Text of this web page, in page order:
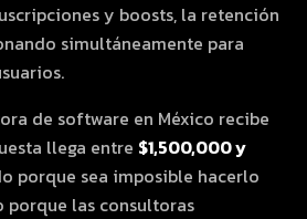
y boosts, la retención
simultáneamente para
de software en México recibe
llega entre $1,500,000 y
porque sea imposible hacerlo
las consultoras